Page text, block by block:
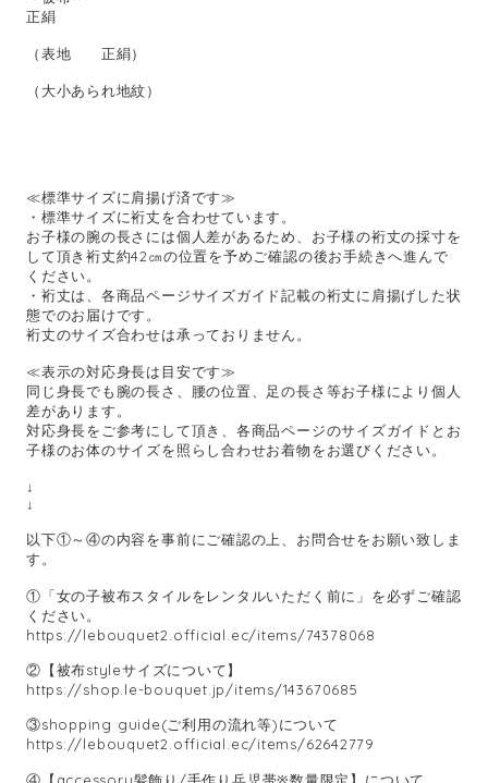
正絹
（表地 正絹）
（大小あられ地紋）
≪標準サイズに肩揚げ済です≫
・標準サイズに裄丈を合わせています。
お子様の腕の長さには個人差があるため、お子様の裄丈の採寸を
して頂き裄丈約42㎝の位置を予めご確認の後お手続きへ進んで
ください。
・裄丈は、各商品ページサイズガイド記載の裄丈に肩揚げした状
態でのお届けです。
裄丈のサイズ合わせは承っておりません。
≪表示の対応身長は目安です≫
同じ身長でも腕の長さ、腰の位置、足の長さ等お子様により個人
差があります。
対応身長をご参考にして頂き、各商品ページのサイズガイドとお
子様のお体のサイズを照らし合わせお着物をお選びください。
↓
↓
以下①～④の内容を事前にご確認の上、お問合せをお願い致しま
す。
①「女の子被布スタイルをレンタルいただく前に」を必ずご確認
ください。
https://lebouquet2.official.ec/items/74378068
②【被布styleサイズについて】
https://shop.le-bouquet.jp/items/143670685
③shopping guide(ご利用の流れ等)について
https://lebouquet2.official.ec/items/62642779